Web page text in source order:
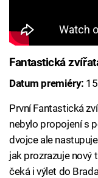
Fantastická
Datum premiéry:
První Fantastická
nebylo propojení s
dvojce ale
jak prozrazuje nový
čeká i výlet do